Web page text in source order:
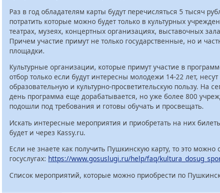
Раз в год обладателям карты будут перечисляться 5 тысяч
потратить которые можно будет только в культурных
театрах, музеях, концертных организациях, выставочных
Причем участие примут не только государственные, но и
площадки.
Культурные организации, которые примут участие в
отбор только если будут интересны молодежи 14-22 лет,
образовательную и культурно-просветительскую пользу. На
день программа еще дорабатывается, но уже более 800
подошли под требования и готовы обучать и просвещать.
Искать интересные мероприятия и приобретать на них
будет и через Kassy.ru.
Если не знаете как получить Пушкинскую карту, то это можно
госуслугах: https://www.gosuslugi.ru/help/faq/
Список мероприятий, которые можно приобрести по